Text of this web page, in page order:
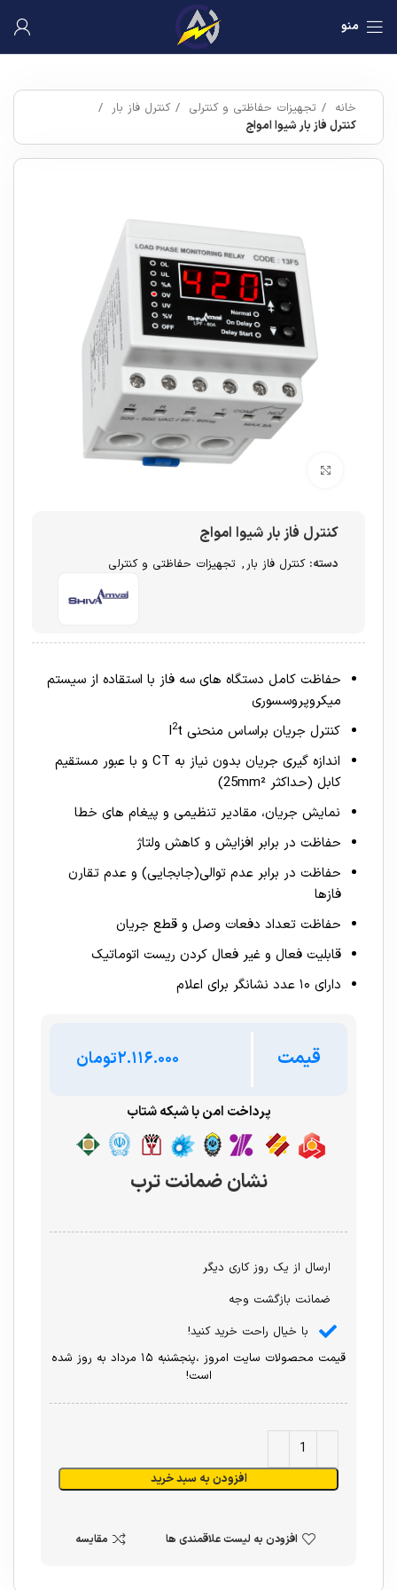
منو
خانه تجهیزات حفاظتی و کنترلی
کنترل فاز بار
کنترل فاز بار شیوا امواج
کنترل فاز بار شیوا امواج
دسته: کنترل فاز بار, تجهیزات حفاظتی و کنترلی
حفاظت کامل دستگاه های سه فاز با استقاده از سیستم
میکروپروسسوری
کنترل جریان براساس منحنی I
2t
اندازه گیری جریان بدون نیاز به CT و با عبور مستقیم
کابل (حداکثر 25mm²)
نمایش جریان، مقادیر تنظیمی و پیغام های خطا
حفاظت در برابر افزایش و کاهش ولتاژ
حفاظت در برابر عدم توالی(جابجایی) و عدم تقارن
فازها
حفاظت تعداد دفعات وصل و قطع جریان
قابلیت فعال و غیر فعال کردن ریست اتوماتیک
دارای ۱۰ عدد نشانگر برای اعلام
قیمت تومان
پرداخت امن با شبکه شتاب
نشان ضمانت ترب
ارسال از یک روز کاری دیگر
ضمانت بازگشت وجه
با خیال راحت خرید کنید!
قیمت محصولات سایت امروز ،پنجشنبه ۱۵ مرداد به روز شده
است!
افزودن به سبد خرید
افزودن به لیست علاقمندی ها مقایسه